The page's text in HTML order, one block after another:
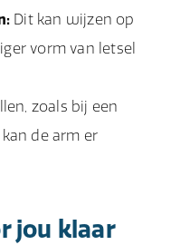
Dit kan wijzen op
vorm van letsel
zoals bij een
de arm er
jou klaar